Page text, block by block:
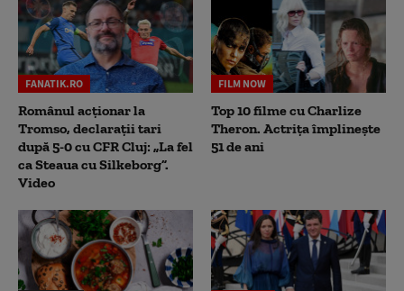
FANATIK.RO
Românul acționar la
Tromso, declarații tari
după 5-0 cu CFR Cluj: „La fel
ca Steaua cu Silkeborg”.
Video
FILM NOW
Top 10 filme cu Charlize
Theron. Actrița împlinește
51 de ani